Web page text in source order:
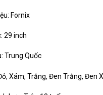
Fornix
29 inch
Trung Quốc
Xám, Trắng, Đen Trắng, Đen